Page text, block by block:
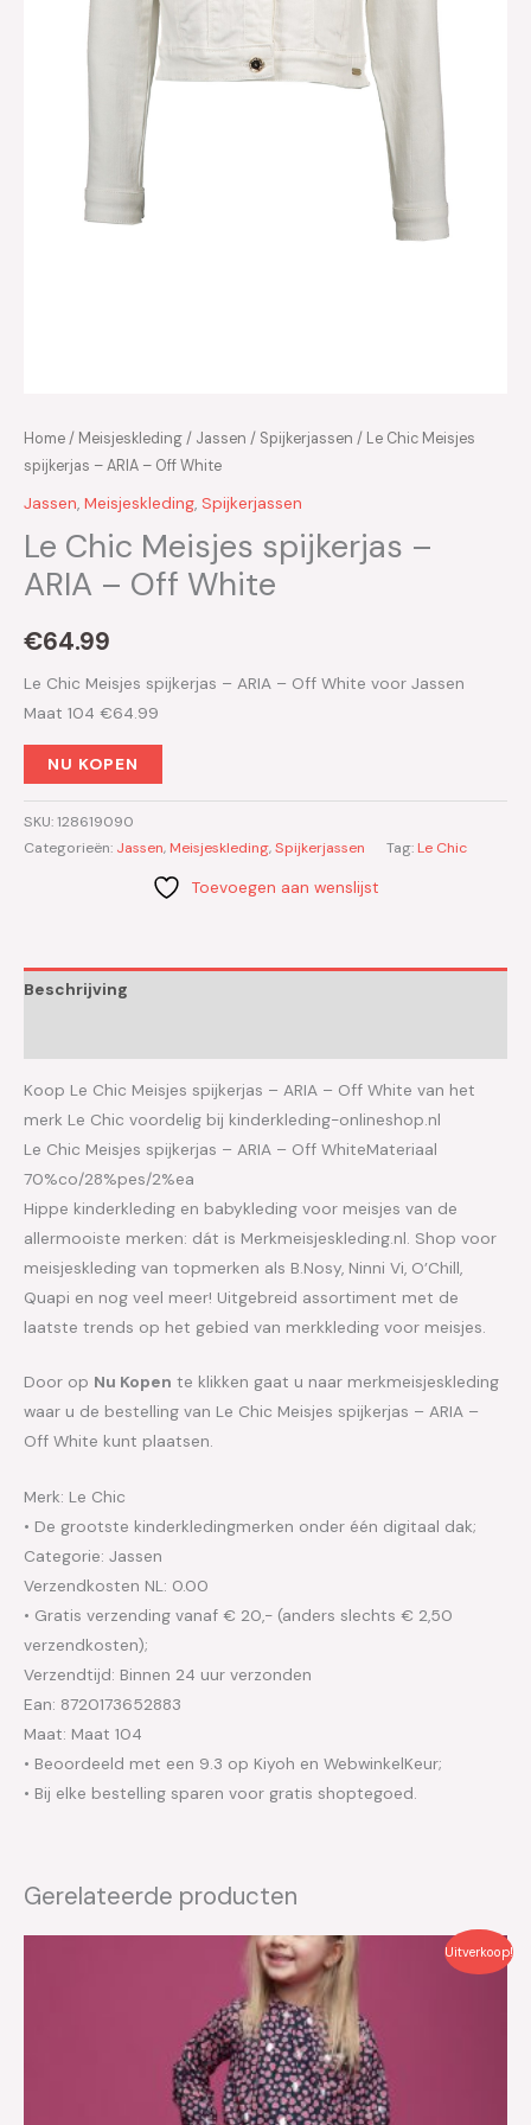
Home/ Meisjeskleding/ Jassen / Spijkerjassen / Le Chic Meisjes
spijkerjas – ARIA – Off White
Jassen, Meisjeskleding, Spijkerjassen
Le Chic Meisjes spijkerjas –
ARIA – Off White
€64.99
Le Chic Meisjes spijkerjas – ARIA – Off White voor Jassen
Maat 104 €64.99
NU KOPEN
SKU:128619090
Categorieën: Jassen, Meisjeskleding,Spijkerjassen Tag: Le Chic
Toevoegen aan wenslijst
Beschrijving
Koop Le Chic Meisjes spijkerjas – ARIA – Off White van het
merk Le Chic voordelig bij kinderkleding-onlineshop.nl
Le Chic Meisjes spijkerjas – ARIA – Off WhiteMateriaal
70%co/28%pes/2%ea
Hippe kinderkleding en babykleding voor meisjes van de
allermooiste merken: dát is Merkmeisjeskleding.nl. Shop voor
meisjeskleding van topmerken als B.Nosy, Ninni Vi, O’Chill,
Quapi en nog veel meer! Uitgebreid assortiment met de
laatste trends op het gebied van merkkleding voor meisjes.
Door op Nu Kopen te klikken gaat u naar merkmeisjeskleding
waar u de bestelling van Le Chic Meisjes spijkerjas – ARIA –
Off White kunt plaatsen.
Merk: Le Chic
• De grootste kinderkledingmerken onder één digitaal dak;
Categorie: Jassen
Verzendkosten NL: 0.00
• Gratis verzending vanaf € 20,- (anders slechts € 2,50
verzendkosten);
Verzendtijd: Binnen 24 uur verzonden
Ean: 8720173652883
Maat: Maat 104
• Beoordeeld met een 9.3 op Kiyoh en WebwinkelKeur;
• Bij elke bestelling sparen voor gratis shoptegoed.
Gerelateerde producten
Uitverkoop!